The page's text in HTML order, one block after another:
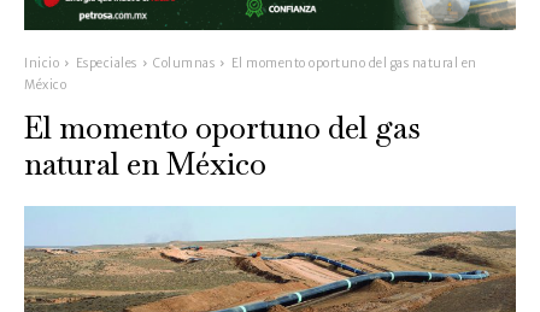
Inicio Especiales Columnas
El momento oportuno del gas natural en
México
El momento oportuno del gas
natural en México